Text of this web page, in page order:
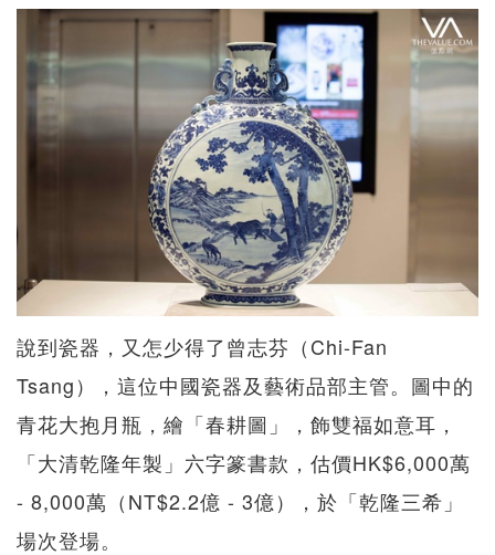
說到瓷器，又怎少得了曾志芬（Chi-Fan
Tsang），這位中國瓷器及藝術品部主管。圖中的
青花大抱月瓶，繪「春耕圖」，飾雙福如意耳，
「大清乾隆年製」六字篆書款，估價HK$6,000萬
- 8,000萬（NT$2.2億 - 3億），於「乾隆三希」
場次登場。